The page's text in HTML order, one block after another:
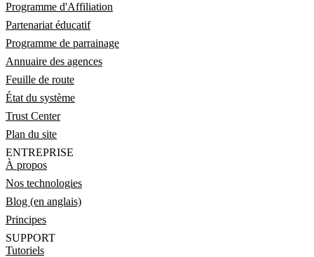
Programme d'Affiliation
Partenariat éducatif
Programme de parrainage
Annuaire des agences
Feuille de route
État du système
Trust Center
Plan du site
ENTREPRISE
À propos
Nos technologies
Blog (en anglais)
Principes
SUPPORT
Tutoriels